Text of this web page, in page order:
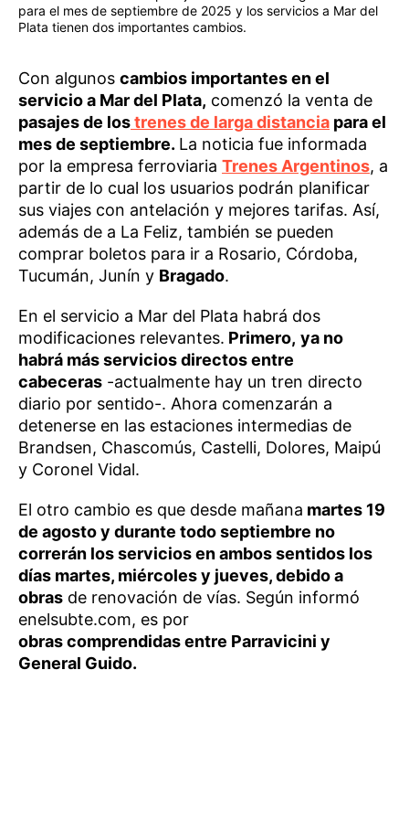
para el mes de septiembre de 2025 y los servicios a Mar del
Plata tienen dos importantes cambios.
Con algunos cambios importantes en el
servicio a Mar del Plata, comenzó la venta de
pasajes de lostrenes de larga distancia para el
mes de septiembre. La noticia fue informada
por la empresa ferroviaria Trenes Argentinos, a
partir de lo cual los usuarios podrán planificar
sus viajes con antelación y mejores tarifas. Así,
además de a La Feliz, también se pueden
comprar boletos para ir a Rosario, Córdoba,
Tucumán, Junín y Bragado.
En el servicio a Mar del Plata habrá dos
modificaciones relevantes. Primero, ya no
habrá más servicios directos entre
cabeceras -actualmente hay un tren directo
diario por sentido-. Ahora comenzarán a
detenerse en las estaciones intermedias de
Brandsen, Chascomús, Castelli, Dolores, Maipú
y Coronel Vidal.
El otro cambio es que desde mañana martes 19
de agosto y durante todo septiembre no
correrán los servicios en ambos sentidos los
días martes, miércoles y jueves, debido a
obras de renovación de vías. Según informó
enelsubte.com, es por
obras comprendidas entre Parravicini y
General Guido.